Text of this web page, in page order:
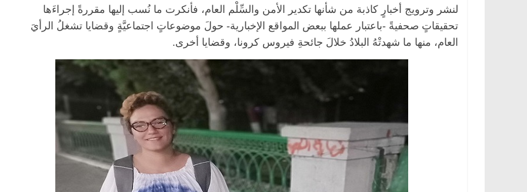
لنشر وترويج أخبارٍ كاذبة من شأنها تكدير الأمن والسِّلْم العام، فأنكرت ما نُسب إليها مقررةً إجراءَها
تحقيقاتٍ صحفيةً -باعتبار عملها ببعض المواقع الإخبارية- حولَ موضوعاتٍ اجتماعيَّةٍ وقضايا تشغلُ الرأيَ
العام، منها ما شهدتْهُ البلادُ خلالَ جائحةِ فيروس كرونا، وقضايا أخرى.
الرئيسية مصر
مقعد شاغر على مائدة الإفطار..
حسين عبدالهادي فارس مقاومة
الخصخصة الذي دافع عن المال العام
(بروفايل)
21 فبراير، 2026
الرئيسية
في ذكرى رحيله.. د. نور فرحات فقيه
قانوني دافع عن قضايا الوطن وانحاز
26 يناير، 2026
يحتفل بذكرى ميلاده وحيداً على أبواب